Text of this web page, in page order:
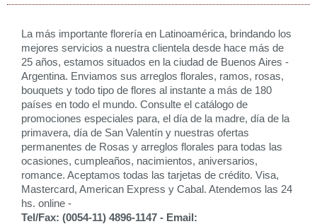
La más importante florería en Latinoamérica, brindando los
mejores servicios a nuestra clientela desde hace más de
25 años, estamos situados en la ciudad de Buenos Aires -
Argentina. Enviamos sus arreglos florales, ramos, rosas,
bouquets y todo tipo de flores al instante a más de 180
países en todo el mundo. Consulte el catálogo de
promociones especiales para, el día de la madre, día de la
primavera, día de San Valentín y nuestras ofertas
permanentes de Rosas y arreglos florales para todas las
ocasiones, cumpleaños, nacimientos, aniversarios,
romance. Aceptamos todas las tarjetas de crédito. Visa,
Mastercard, American Express y Cabal. Atendemos las 24
hs. online -
Tel/Fax: (0054-11) 4896-1147 - Email: